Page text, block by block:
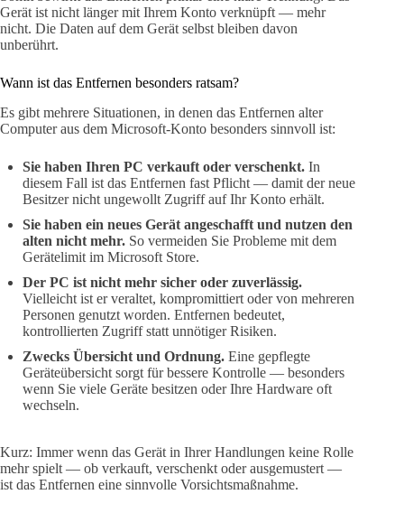
Gerät ist nicht länger mit Ihrem Konto verknüpft — mehr
nicht. Die Daten auf dem Gerät selbst bleiben davon
unberührt.
Wann ist das Entfernen besonders ratsam?
Es gibt mehrere Situationen, in denen das Entfernen alter
Computer aus dem Microsoft‑Konto besonders sinnvoll ist:
Sie haben Ihren PC verkauft oder verschenkt. In
diesem Fall ist das Entfernen fast Pflicht — damit der neue
Besitzer nicht ungewollt Zugriff auf Ihr Konto erhält.
Sie haben ein neues Gerät angeschafft und nutzen den
alten nicht mehr. So vermeiden Sie Probleme mit dem
Gerätelimit im Microsoft Store.
Der PC ist nicht mehr sicher oder zuverlässig.
Vielleicht ist er veraltet, kompromittiert oder von mehreren
Personen genutzt worden. Entfernen bedeutet,
kontrollierten Zugriff statt unnötiger Risiken.
Zwecks Übersicht und Ordnung. Eine gepflegte
Geräteübersicht sorgt für bessere Kontrolle — besonders
wenn Sie viele Geräte besitzen oder Ihre Hardware oft
wechseln.
Kurz: Immer wenn das Gerät in Ihrer Handlungen keine Rolle
mehr spielt — ob verkauft, verschenkt oder ausgemustert —
ist das Entfernen eine sinnvolle Vorsichtsmaßnahme.